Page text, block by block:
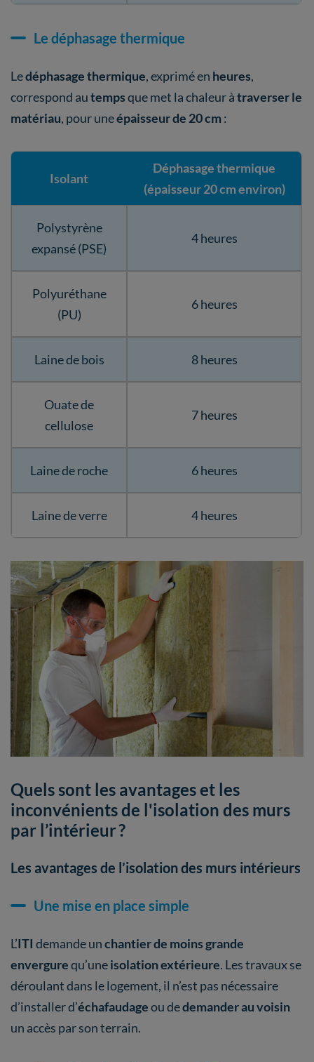
Le déphasage thermique
Ledéphasage thermique, exprimé en heures,
correspond autempsque met la chaleur àtraverser le
matériau, pour uneépaisseur de 20 cm :
Isolant
Déphasage thermique
(épaisseur 20 cm environ)
Polystyrène
expansé (PSE)
4 heures
Polyuréthane
(PU)
6 heures
Laine de bois 8 heures
Ouate de
cellulose
7 heures
Laine de roche 6 heures
Laine de verre 4 heures
Quels sont les avantages et les
inconvénients de l'isolation des murs
par l’intérieur ?
Les avantages de l’isolation des murs intérieurs
Une mise en place simple
L’ITI demande unchantier de moins grande
envergurequ’uneisolation extérieure. Les travaux se
déroulant dans le logement, il n’est pas nécessaire
d’installer d’échafaudageou dedemander au voisin
un accès par son terrain.